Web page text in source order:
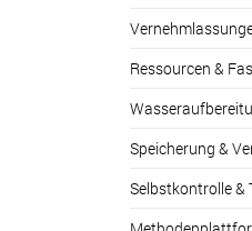
Ressourcen &
Speicherung &
Selbstkontrolle